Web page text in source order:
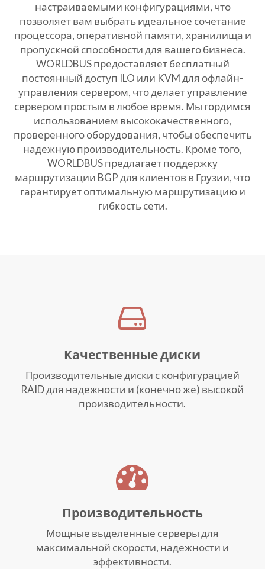
настраиваемыми конфигурациями, что
позволяет вам выбрать идеальное сочетание
процессора, оперативной памяти, хранилища и
пропускной способности для вашего бизнеса.
WORLDBUS предоставляет бесплатный
постоянный доступ ILO или KVM для офлайн-
управления сервером, что делает управление
сервером простым в любое время. Мы гордимся
использованием высококачественного,
проверенного оборудования, чтобы обеспечить
надежную производительность. Кроме того,
WORLDBUS предлагает поддержку
маршрутизации BGP для клиентов в Грузии, что
гарантирует оптимальную маршрутизацию и
гибкость сети.
Качественные диски
Производительные диски с конфигурацией
RAID для надежности и (конечно же) высокой
производительности.
Производительность
Мощные выделенные серверы для
максимальной скорости, надежности и
эффективности.